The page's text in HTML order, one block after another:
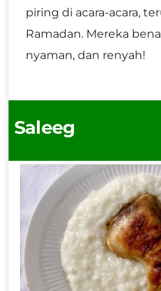
piring di acara-acara,
Ramadan. Mereka
nyaman, dan renyah!
Saleeg